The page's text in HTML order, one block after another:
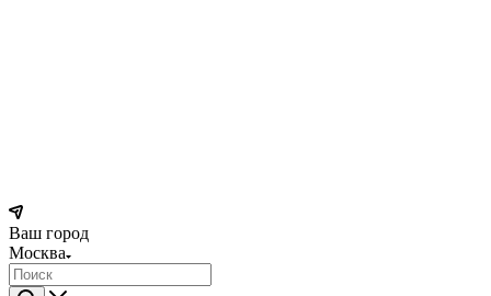
Ваш город
Москва